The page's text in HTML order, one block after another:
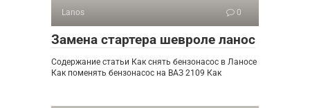
Lanos 0
Замена стартера шевроле ланос
Содержание статьи Как снять бензонасос в Ланосе
Как поменять бензонасос на ВАЗ 2109 Как